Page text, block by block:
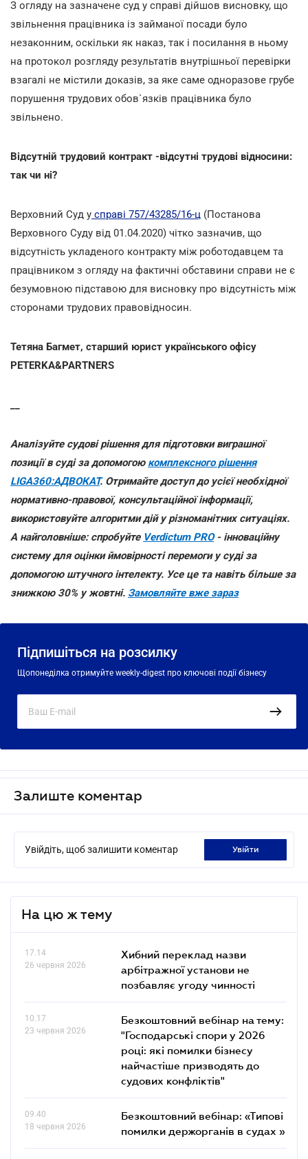
З огляду на зазначене суд у справі дійшов висновку, що
звільнення працівника із займаної посади було
незаконним, оскільки як наказ, так і посилання в ньому
на протокол розгляду результатів внутрішньої перевірки
взагалі не містили доказів, за яке саме одноразове грубе
порушення трудових обов`язків працівника було
звільнено.
Відсутній трудовий контракт -відсутні трудові відносини:
так чи ні?
Верховний Суд у справі 757/43285/16-ц (Постанова
Верховного Суду від 01.04.2020) чітко зазначив, що
відсутність укладеного контракту між роботодавцем та
працівником з огляду на фактичні обставини справи не є
безумовною підставою для висновку про відсутність між
сторонами трудових правовідносин.
Тетяна Багмет, старший юрист українського офісу
PETERKA&PARTNERS
Аналізуйте судові рішення для підготовки виграшної
позиції в суді за допомогою комплексного рішення
LIGA360:АДВОКАТ. Отримайте доступ до усієї необхідної
нормативно-правової, консультаційної інформації,
використовуйте алгоритми дій у різноманітних ситуаціях.
А найголовніше: спробуйте Verdictum PRO- інноваційну
систему для оцінки ймовірності перемоги у суді за
допомогою штучного інтелекту. Усе це та навіть більше за
знижкою 30% у жовтні. Замовляйте вже зараз
Підпишіться на розсилку
Щопонеділка отримуйте weekly-digest про ключові події бізнесу
Залиште коментар
Увійдіть, щоб залишити коментар увійти
На цю ж тему
17.14
26 червня 2026
Хибний переклад назви
арбітражної установи не
позбавляє угоду чинності
10.17
23 червня 2026
Безкоштовний вебінар на тему:
"Господарські спори у 2026
році: які помилки бізнесу
найчастіше призводять до
судових конфліктів"
09.40
18 червня 2026
Безкоштовний вебінар: «Типові
помилки держорганів в судах »